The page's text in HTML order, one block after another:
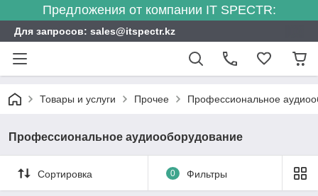
Предложения от компании IT SPECTR:
Для запросов: sales@itspectr.kz
Товары и услуги Прочее Профессиональное
Профессиональное аудиооборудование
Сортировка 0 Фильтры